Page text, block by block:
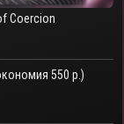
Coercion
550 р.)